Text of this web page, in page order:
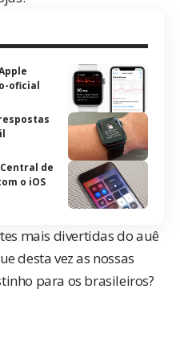
oficial
de
o iOS
mais divertidas do auê
desta vez as nossas
para os brasileiros?